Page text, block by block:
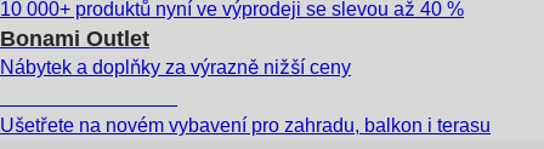
10 000+ produktů nyní ve výprodeji se slevou až 40 %
Bonami Outlet
Nábytek a doplňky za výrazně nižší ceny
Ušetřete na novém vybavení pro zahradu, balkon i terasu